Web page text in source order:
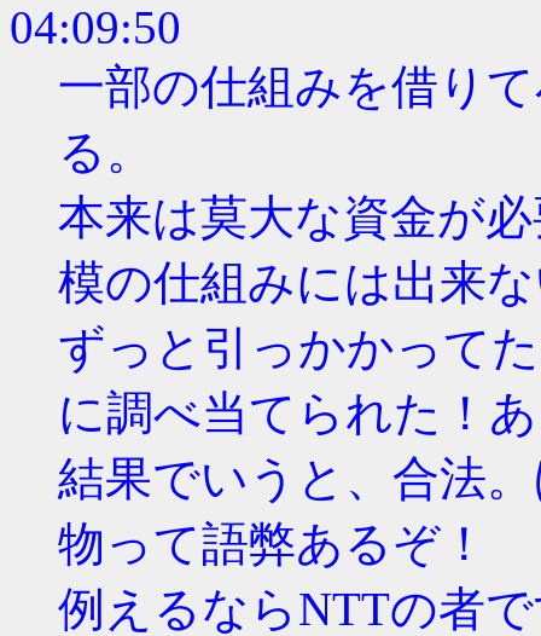
04:09:50
一部の仕組みを借り
る。
本来は莫大な資金が
模の仕組みには出来
ずっと引っかかって
に調べ当てられた！
結果でいうと、合法
物って語弊あるぞ！
例えるならNTTの者